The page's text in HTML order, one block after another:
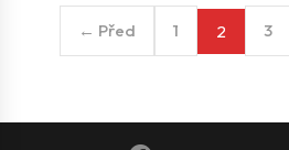
← Před 1 2 3